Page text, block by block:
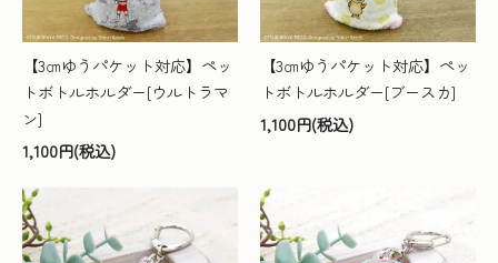
【3㎝ゆうパケット対応】ペッ
トボトルホルダー[ウルトラマ
ン]
1,100円(税込)
【3㎝ゆうパケット対応】ペッ
トボトルホルダー[ブースカ]
1,100円(税込)